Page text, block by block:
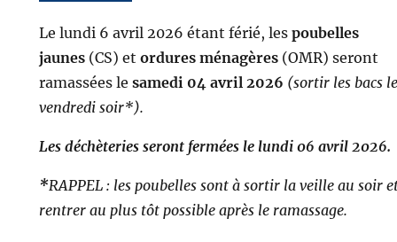
Le lundi 6 avril 2026 étant férié, les poubelles
jaunes(CS) et ordures ménagères(OMR) seront
ramassées le samedi 04 avril 2026 (sortir les bacs le
vendredi soir*).
Les déchèteries seront fermées le lundi 06 avril 2026.
*RAPPEL : les poubelles sont à sortir la veille au soir
rentrer au plus tôt possible après le ramassage.